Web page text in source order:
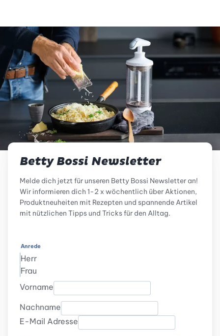
Betty Bossi Newsletter
Melde dich jetzt für unseren Betty Bossi Newsletter an!
Wir informieren dich 1-2 x wöchentlich über Aktionen,
Produktneuheiten mit Rezepten und spannende Artikel
mit nützlichen Tipps und Tricks für den Alltag.
Anrede
Herr
Frau
Vorname
Nachname
E-Mail Adresse